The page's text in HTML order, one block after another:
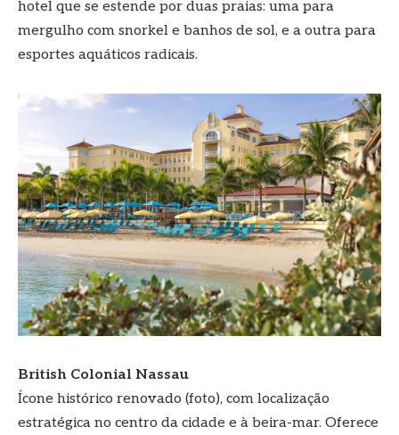
hotel que se estende por duas praias: uma para
mergulho com snorkel e banhos de sol, e a outra para
esportes aquáticos radicais.
British Colonial Nassau
Ícone histórico renovado (foto), com localização
estratégica no centro da cidade e à beira-mar. Oferece